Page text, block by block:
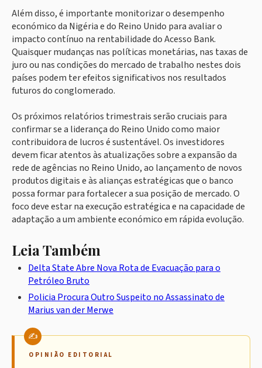
Além disso, é importante monitorizar o desempenho
económico da Nigéria e do Reino Unido para avaliar o
impacto contínuo na rentabilidade do Acesso Bank.
Quaisquer mudanças nas políticas monetárias, nas taxas de
juro ou nas condições do mercado de trabalho nestes dois
países podem ter efeitos significativos nos resultados
futuros do conglomerado.
Os próximos relatórios trimestrais serão cruciais para
confirmar se a liderança do Reino Unido como maior
contribuidora de lucros é sustentável. Os investidores
devem ficar atentos às atualizações sobre a expansão da
rede de agências no Reino Unido, ao lançamento de novos
produtos digitais e às alianças estratégicas que o banco
possa formar para fortalecer a sua posição de mercado. O
foco deve estar na execução estratégica e na capacidade de
adaptação a um ambiente económico em rápida evolução.
Leia Também
Delta State Abre Nova Rota de Evacuação para o
Petróleo Bruto
Policia Procura Outro Suspeito no Assassinato de
Marius van der Merwe
OPINIÃO EDITORIAL